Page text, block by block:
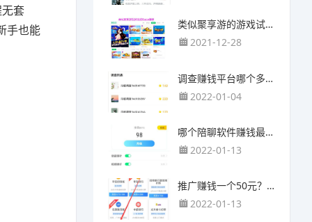
套
手也能
类似聚享游的游戏试玩app（平台）推荐
2021-12-28
调查赚钱平台哪个多？哪个调查网站正规靠谱？
2022-01-04
哪个陪聊软件赚钱最快？目前陪人聊天可以挣钱的app推荐
2022-01-13
推广赚钱一个50元？我这个一个最高可以赚500元
2022-01-13